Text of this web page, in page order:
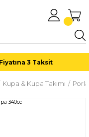
3 Taksit
Kupa & Kupa Takımı